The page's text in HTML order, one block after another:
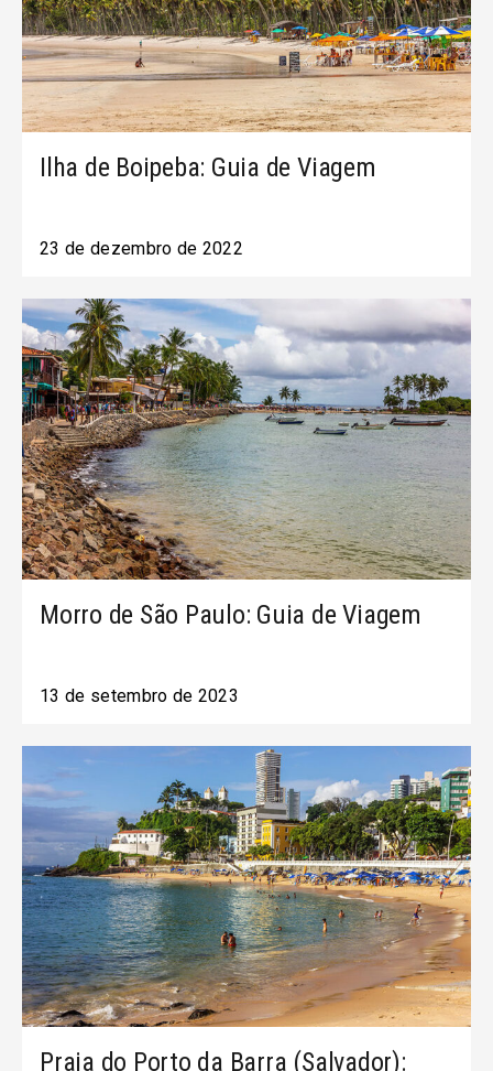
Ilha de Boipeba: Guia de Viagem
23 de dezembro de 2022
Morro de São Paulo: Guia de Viagem
13 de setembro de 2023
Praia do Porto da Barra (Salvador):